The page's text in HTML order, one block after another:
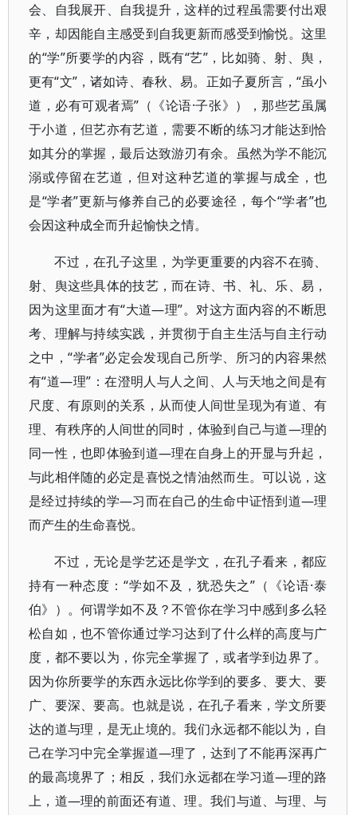
会、自我展开、自我提升，这样的过程虽需要付出艰
辛，却因能自主感受到自我更新而感受到愉悦。这里
的“学”所要学的内容，既有“艺”，比如骑、射、舆，
更有“文”，诸如诗、春秋、易。正如子夏所言，“虽小
道，必有可观者焉”（《论语·子张》），那些艺虽属
于小道，但艺亦有艺道，需要不断的练习才能达到恰
如其分的掌握，最后达致游刃有余。虽然为学不能沉
溺或停留在艺道，但对这种艺道的掌握与成全，也
是“学者”更新与修养自己的必要途径，每个“学者”也
会因这种成全而升起愉快之情。
不过，在孔子这里，为学更重要的内容不在骑、
射、舆这些具体的技艺，而在诗、书、礼、乐、易，
因为这里面才有“大道—理”。对这方面内容的不断思
考、理解与持续实践，并贯彻于自主生活与自主行动
之中，“学者”必定会发现自己所学、所习的内容果然
有“道—理”：在澄明人与人之间、人与天地之间是有
尺度、有原则的关系，从而使人间世呈现为有道、有
理、有秩序的人间世的同时，体验到自己与道—理的
同一性，也即体验到道—理在自身上的开显与升起，
与此相伴随的必定是喜悦之情油然而生。可以说，这
是经过持续的学—习而在自己的生命中证悟到道—理
而产生的生命喜悦。
不过，无论是学艺还是学文，在孔子看来，都应
持有一种态度：“学如不及，犹恐失之”（《论语·泰
伯》）。何谓学如不及？不管你在学习中感到多么轻
松自如，也不管你通过学习达到了什么样的高度与广
度，都不要以为，你完全掌握了，或者学到边界了。
因为你所要学的东西永远比你学到的要多、要大、要
广、要深、要高。也就是说，在孔子看来，学文所要
达的道与理，是无止境的。我们永远都不能以为，自
己在学习中完全掌握道—理了，达到了不能再深再广
的最高境界了；相反，我们永远都在学习道—理的路
上，道—理的前面还有道、理。我们与道、与理、与